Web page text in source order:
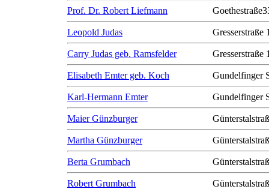
Prof. Dr. Robert Liefmann
Leopold Judas Gresserstraße
Carry Judas geb. Ramsfelder Gresserstraße
Elisabeth Emter geb. Koch Gundelfinger
Karl-Hermann Emter Gundelfinger
Maier Günzburger
Martha Günzburger
Berta Grumbach
Robert Grumbach